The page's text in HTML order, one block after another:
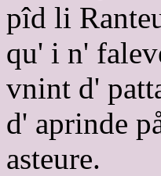
pîd li
qu' i n'
vnint d'
d' aprinde
asteure.